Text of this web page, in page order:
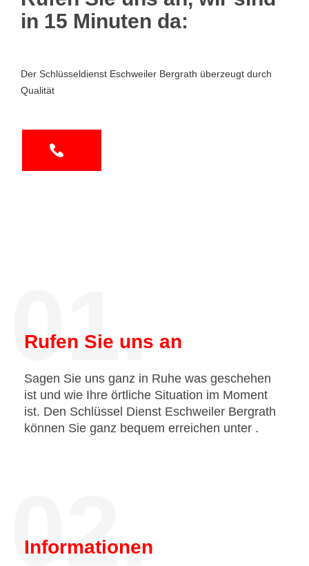
in 15 Minuten da:
Der Schlüsseldienst Eschweiler Bergrath überzeugt durch
Qualität
01.
Rufen Sie uns an
Sagen Sie uns ganz in Ruhe was geschehen
ist und wie Ihre örtliche Situation im Moment
ist. Den Schlüssel Dienst Eschweiler Bergrath
können Sie ganz bequem erreichen unter .
02.
Informationen